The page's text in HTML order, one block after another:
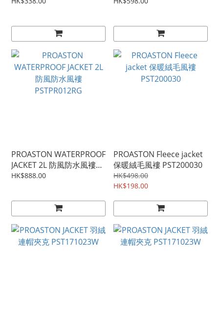
PROASTON WATERPROOF
JACKET 2L 防風防水風褸
PSTPR012RG
HK$888.00
PROASTON Fleece jacket
保暖絨毛風褸 PST200030
HK$498.00
HK$198.00